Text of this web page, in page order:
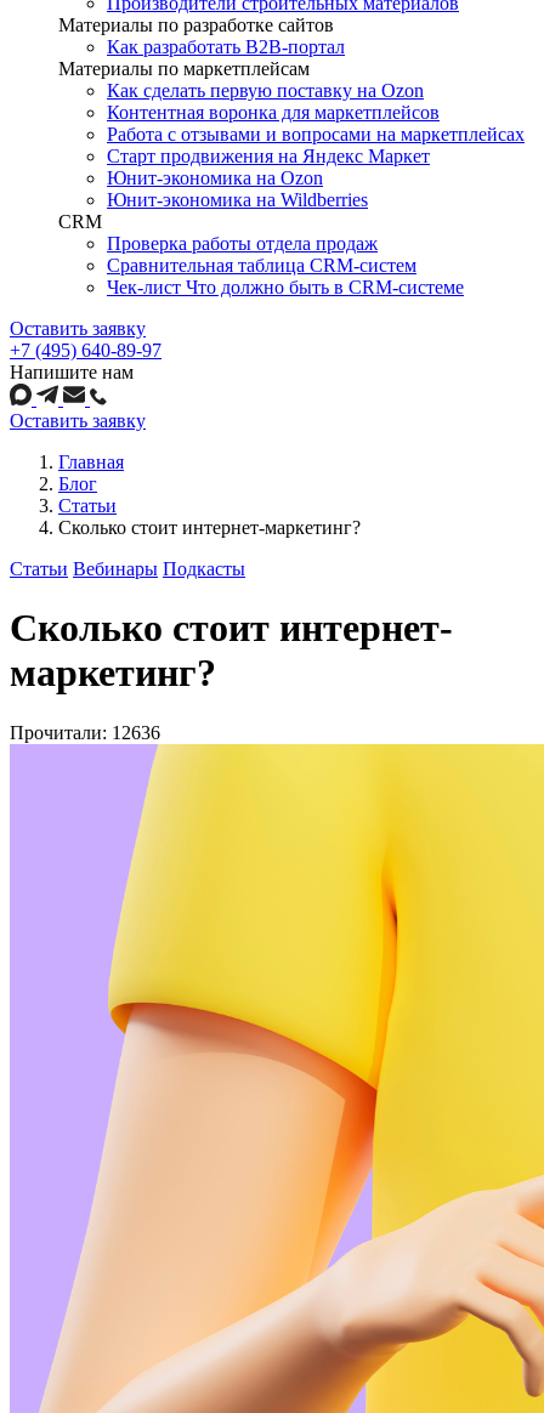
Материалы по разработке сайтов
Как разработать B2B-портал
Материалы по маркетплейсам
Как сделать первую поставку на Ozon
Контентная воронка для маркетплейсов
Работа с отзывами и вопросами на маркетплейсах
Старт продвижения на Яндекс Маркет
Юнит-экономика на Ozon
Юнит-экономика на Wildberries
CRM
Проверка работы отдела продаж
Сравнительная таблица CRM-систем
Чек-лист Что должно быть в CRM-системе
Оставить заявку
+7 (495) 640-89-97
Напишите нам
Оставить заявку
Главная
Блог
Статьи
Сколько стоит интернет-маркетинг?
Статьи Вебинары Подкасты
Сколько стоит интернет-
маркетинг?
Прочитали: 12636